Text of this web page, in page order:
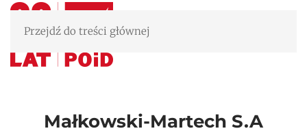
Przejdź do treści głównej
Małkowski-Martech S.A